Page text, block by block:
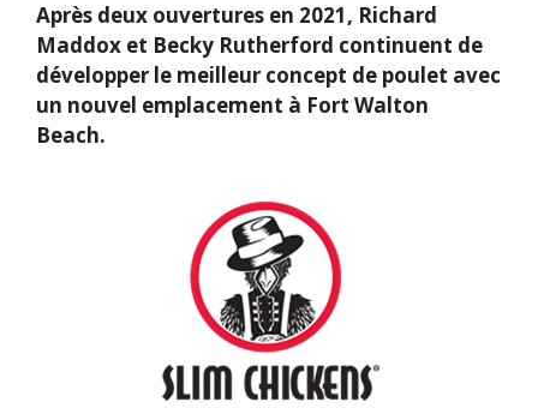
Après deux ouvertures en 2021, Richard
Maddox et Becky Rutherford continuent de
développer le meilleur concept de poulet avec
un nouvel emplacement à Fort Walton
Beach.